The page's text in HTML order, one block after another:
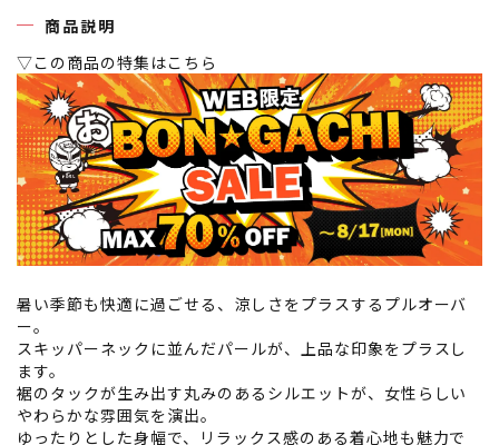
商品説明
▽この商品の特集はこちら
暑い季節も快適に過ごせる、涼しさをプラスするプルオーバ
ー。
スキッパーネックに並んだパールが、上品な印象をプラスし
ます。
裾のタックが生み出す丸みのあるシルエットが、女性らしい
やわらかな雰囲気を演出。
ゆったりとした身幅で、リラックス感のある着心地も魅力で